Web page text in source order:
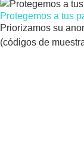
Protegemos a tus
Priorizamos su
(códigos de